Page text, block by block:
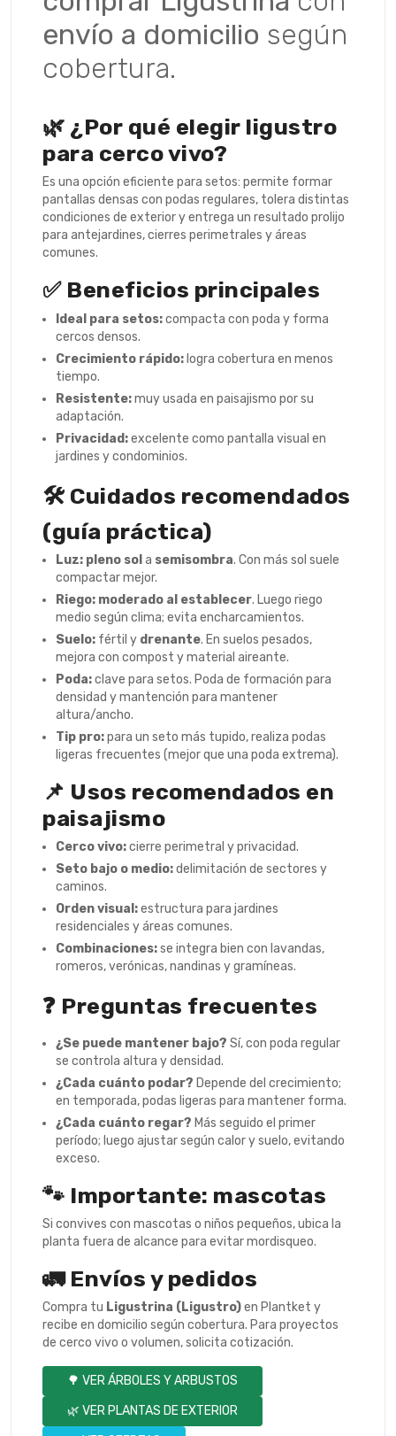
envío a domicilio según
cobertura.
🌿 ¿Por qué elegir ligustro
para cerco vivo?
Es una opción eficiente para setos: permite formar
pantallas densas con podas regulares, tolera distintas
condiciones de exterior y entrega un resultado prolijo
para antejardines, cierres perimetrales y áreas
comunes.
✅ Beneficios principales
Ideal para setos:compacta con poda y forma
cercos densos.
Crecimiento rápido: logra cobertura en menos
tiempo.
Resistente:muy usada en paisajismo por su
adaptación.
Privacidad:excelente como pantalla visual en
jardines y condominios.
🛠️ Cuidados recomendados
(guía práctica)
Luz: pleno sol a semisombra. Con más sol suele
compactar mejor.
Riego: moderado al establecer. Luego riego
medio según clima; evita encharcamientos.
Suelo: fértil y drenante. En suelos pesados,
mejora con compost y material aireante.
Poda:clave para setos. Poda de formación para
densidad y mantención para mantener
altura/ancho.
Tip pro:para un seto más tupido, realiza podas
ligeras frecuentes (mejor que una poda extrema).
📌 Usos recomendados en
paisajismo
Cerco vivo:cierre perimetral y privacidad.
Seto bajo o medio:delimitación de sectores y
caminos.
Orden visual:estructura para jardines
residenciales y áreas comunes.
Combinaciones:se integra bien con lavandas,
romeros, verónicas, nandinas y gramíneas.
❓ Preguntas frecuentes
¿Se puede mantener bajo? Sí, con poda regular
se controla altura y densidad.
¿Cada cuánto podar? Depende del crecimiento;
en temporada, podas ligeras para mantener forma.
¿Cada cuánto regar? Más seguido el primer
período; luego ajustar según calor y suelo, evitando
exceso.
🐾 Importante: mascotas
Si convives con mascotas o niños pequeños, ubica la
planta fuera de alcance para evitar mordisqueo.
🚛 Envíos y pedidos
Compra tu Ligustrina (Ligustro)en Plantket y
recibe en domicilio según cobertura. Para proyectos
de cerco vivo o volumen, solicita cotización.
🌳 VER ÁRBOLES Y ARBUSTOS
🌿 VER PLANTAS DE EXTERIOR